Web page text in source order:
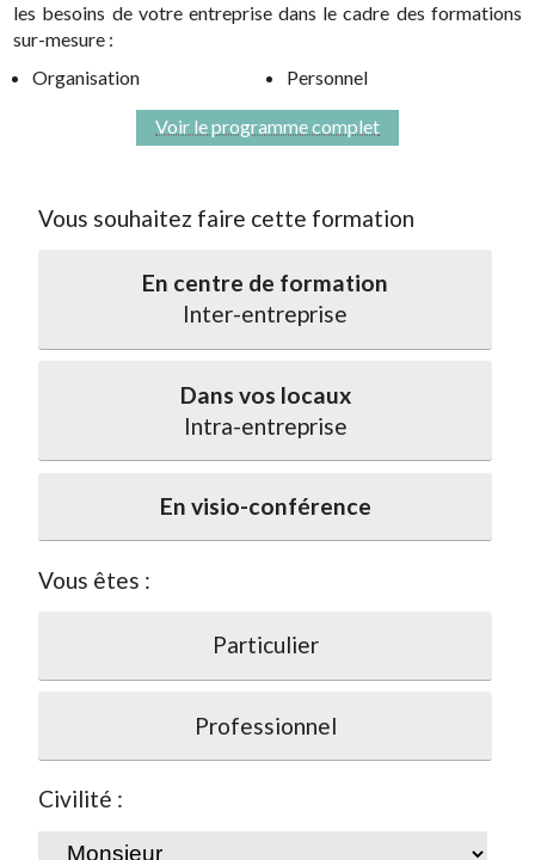
les besoins de votre entreprise dans le cadre des formations
sur-mesure :
Organisation
Personnel
Voir le programme complet
Vous souhaitez faire cette formation
En centre de formation
Inter-entreprise
Dans vos locaux
Intra-entreprise
En visio-conférence
Vous êtes :
Particulier
Professionnel
Civilité :